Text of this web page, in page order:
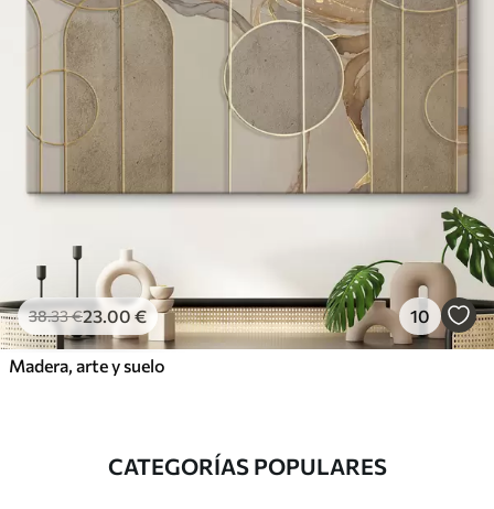
38.33€23.00 € 10
Madera, arte y suelo
CATEGORÍAS POPULARES